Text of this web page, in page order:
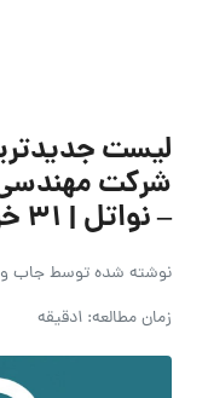
لیست
شرکت مهندسی
– نواتل | ۳۱ خرداد ۱۴۰۵
نوشته شده توسطجاب
زمان مطالعه: 1دقیقه